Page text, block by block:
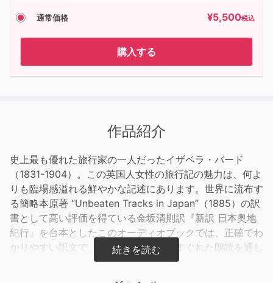
通常価格 ¥5,500税込
購入する
作品紹介
史上最も優れた旅行家の一人だったイザベラ・バード
（1831-1904）。この英国人女性の旅行記の魅力は、何よ
りも臨場感溢れる鮮やかな記述にあります。世界に流布す
る簡略本原著 “Unbeaten Tracks in Japan”（1885）の訳
書として高い評価を得ている金坂清則訳『新訳 日本奥地
紀行』を台本としたこのオーディオブックでは、正確でわ
かりやすい訳文で、小野澤裕子さんのすぐれた朗読を通し
てその魅力をお届けします。